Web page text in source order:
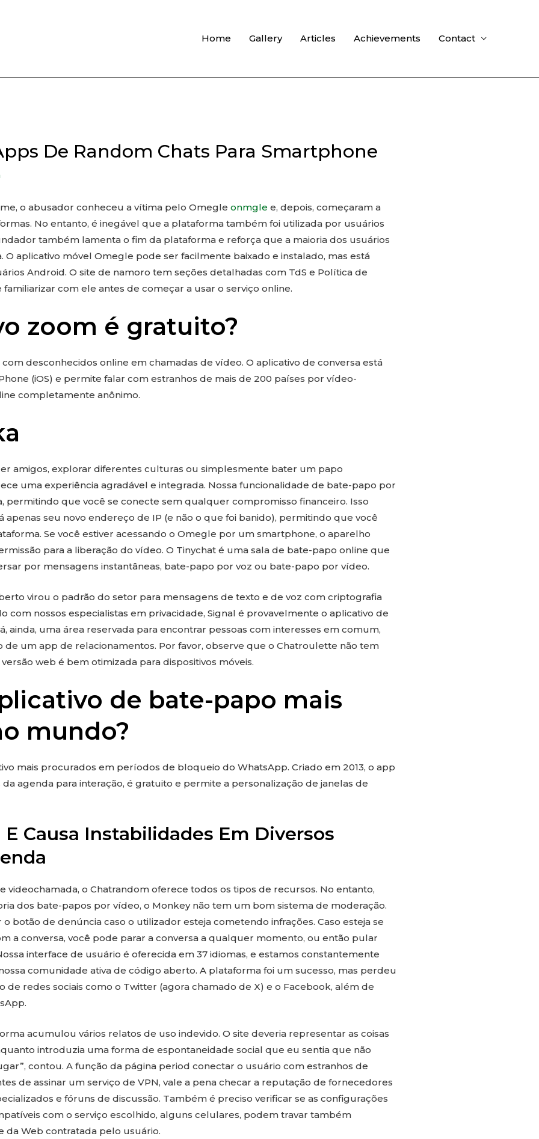
Home Gallery Articles Achievements Contact
De Random Chats Para Smartphone
o abusador conheceu a vítima pelo Omegle onmgle e, depois, começaram a
No entanto, é inegável que a plataforma também foi utilizada por usuários
também lamenta o fim da plataforma e reforça que a maioria dos usuários
O aplicativo móvel Omegle pode ser facilmente baixado e instalado, mas está
Android. O site de namoro tem seções detalhadas com TdS e Política de
familiarizar com ele antes de começar a usar o serviço online.
zoom é gratuito?
desconhecidos online em chamadas de vídeo. O aplicativo de conversa está
(iOS) e permite falar com estranhos de mais de 200 países por vídeo-
completamente anônimo.
amigos, explorar diferentes culturas ou simplesmente bater um papo
uma experiência agradável e integrada. Nossa funcionalidade de bate-papo por
permitindo que você se conecte sem qualquer compromisso financeiro. Isso
apenas seu novo endereço de IP (e não o que foi banido), permitindo que você
Se você estiver acessando o Omegle por um smartphone, o aparelho
para a liberação do vídeo. O Tinychat é uma sala de bate-papo online que
por mensagens instantâneas, bate-papo por voz ou bate-papo por vídeo.
virou o padrão do setor para mensagens de texto e de voz com criptografia
com nossos especialistas em privacidade, Signal é provavelmente o aplicativo de
ainda, uma área reservada para encontrar pessoas com interesses em comum,
um app de relacionamentos. Por favor, observe que o Chatroulette não tem
web é bem otimizada para dispositivos móveis.
de bate-papo mais
mundo?
mais procurados em períodos de bloqueio do WhatsApp. Criado em 2013, o app
agenda para interação, é gratuito e permite a personalização de janelas de
Causa Instabilidades Em Diversos
videochamada, o Chatrandom oferece todos os tipos de recursos. No entanto,
dos bate-papos por vídeo, o Monkey não tem um bom sistema de moderação.
botão de denúncia caso o utilizador esteja cometendo infrações. Caso esteja se
a conversa, você pode parar a conversa a qualquer momento, ou então pular
interface de usuário é oferecida em 37 idiomas, e estamos constantemente
comunidade ativa de código aberto. A plataforma foi um sucesso, mas perdeu
de redes sociais como o Twitter (agora chamado de X) e o Facebook, além de
acumulou vários relatos de uso indevido. O site deveria representar as coisas
introduzia uma forma de espontaneidade social que eu sentia que não
contou. A função da página period conectar o usuário com estranhos de
de assinar um serviço de VPN, vale a pena checar a reputação de fornecedores
e fóruns de discussão. Também é preciso verificar se as configurações
com o serviço escolhido, alguns celulares, podem travar também
Web contratada pelo usuário.